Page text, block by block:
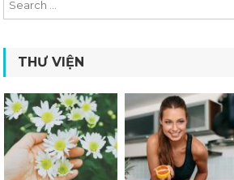
THƯ VIỆN